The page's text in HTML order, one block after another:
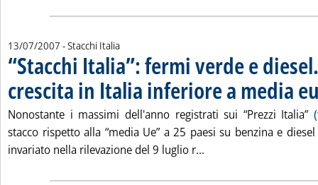
13/07/2007 - Stacchi Italia
“Stacchi Italia”: fermi verde e
crescita in Italia inferiore a media
Nonostante i massimi dell'anno registrati sui “Prezzi Italia”
stacco rispetto alla “media Ue” a 25 paesi su benzina e
invariato nella rilevazione del 9 luglio r...